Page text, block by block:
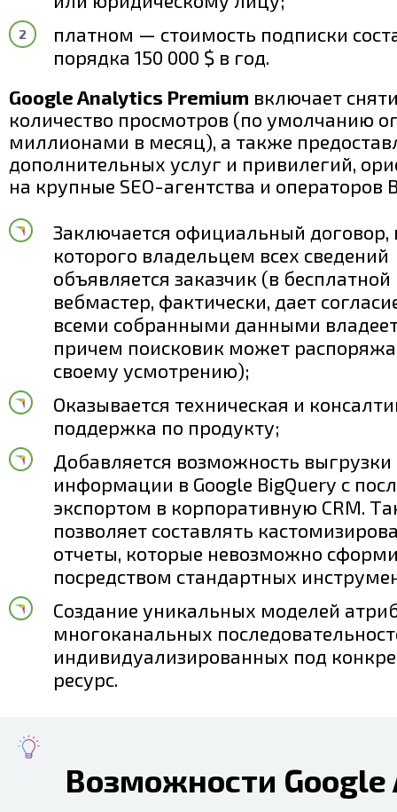
платном — стоимость подписки
порядка 150 000 $ в год.
Google Analytics Premium включает
количество просмотров (по умолчанию
миллионами в месяц), а также
дополнительных услуг и привилегий,
на крупные SEO-агентства и операторов
Заключается официальный договор,
которого владельцем всех сведений
объявляется заказчик (в бесплатной
вебмастер, фактически, дает
всеми собранными данными владеет
причем поисковик может
своему усмотрению);
Оказывается техническая и
поддержка по продукту;
Добавляется возможность выгрузки
информации в Google BigQuery с
экспортом в корпоративную CRM.
позволяет составлять
отчеты, которые невозможно
посредством стандартных
Создание уникальных моделей
многоканальных
индивидуализированных под
ресурс.
Возможности